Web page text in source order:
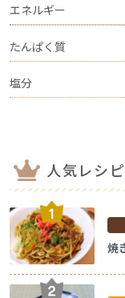
エネルギー
たんぱく質
塩分
人気レシ
焼